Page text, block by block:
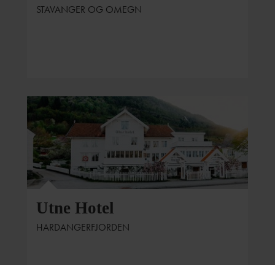
STAVANGER OG OMEGN
Foto: Visual Boost
Utne Hotel
HARDANGERFJORDEN